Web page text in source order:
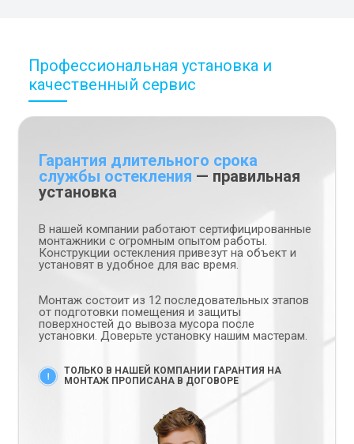
Профессиональная установка и
качественный сервис
Гарантия длительного срока
службы остекления — правильная
установка
В нашей компании работают сертифицированные
монтажники с огромным опытом работы.
Конструкции остекления привезут на объект и
установят в удобное для вас время.
Монтаж состоит из 12 последовательных этапов
от подготовки помещения и защиты
поверхностей до вывоза мусора после
установки. Доверьте установку нашим мастерам.
ТОЛЬКО В НАШЕЙ КОМПАНИИ ГАРАНТИЯ НА
МОНТАЖ ПРОПИСАНА В ДОГОВОРЕ